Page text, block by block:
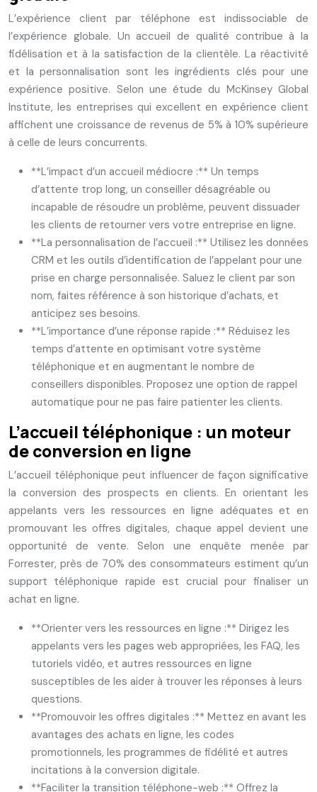
L’expérience client par téléphone est indissociable de
l’expérience globale. Un accueil de qualité contribue à la
fidélisation et à la satisfaction de la clientèle. La réactivité
et la personnalisation sont les ingrédients clés pour une
expérience positive. Selon une étude du McKinsey Global
Institute, les entreprises qui excellent en expérience client
affichent une croissance de revenus de 5% à 10% supérieure
à celle de leurs concurrents.
**L’impact d’un accueil médiocre :** Un temps
d’attente trop long, un conseiller désagréable ou
incapable de résoudre un problème, peuvent dissuader
les clients de retourner vers votre entreprise en ligne.
**La personnalisation de l’accueil :** Utilisez les données
CRM et les outils d’identification de l’appelant pour une
prise en charge personnalisée. Saluez le client par son
nom, faites référence à son historique d’achats, et
anticipez ses besoins.
**L’importance d’une réponse rapide :** Réduisez les
temps d’attente en optimisant votre système
téléphonique et en augmentant le nombre de
conseillers disponibles. Proposez une option de rappel
automatique pour ne pas faire patienter les clients.
L’accueil téléphonique : un moteur
de conversion en ligne
L’accueil téléphonique peut influencer de façon significative
la conversion des prospects en clients. En orientant les
appelants vers les ressources en ligne adéquates et en
promouvant les offres digitales, chaque appel devient une
opportunité de vente. Selon une enquête menée par
Forrester, près de 70% des consommateurs estiment qu’un
support téléphonique rapide est crucial pour finaliser un
achat en ligne.
**Orienter vers les ressources en ligne :** Dirigez les
appelants vers les pages web appropriées, les FAQ, les
tutoriels vidéo, et autres ressources en ligne
susceptibles de les aider à trouver les réponses à leurs
questions.
**Promouvoir les offres digitales :** Mettez en avant les
avantages des achats en ligne, les codes
promotionnels, les programmes de fidélité et autres
incitations à la conversion digitale.
**Faciliter la transition téléphone-web :** Offrez la